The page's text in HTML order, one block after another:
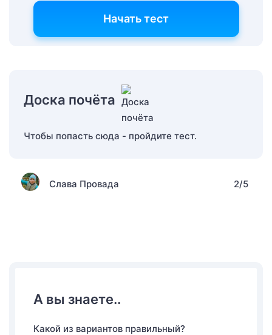
Начать тест
Доска почёта
Чтобы попасть сюда - пройдите тест.
Слава Провада 2/5
А вы знаете..
Какой из вариантов правильный?